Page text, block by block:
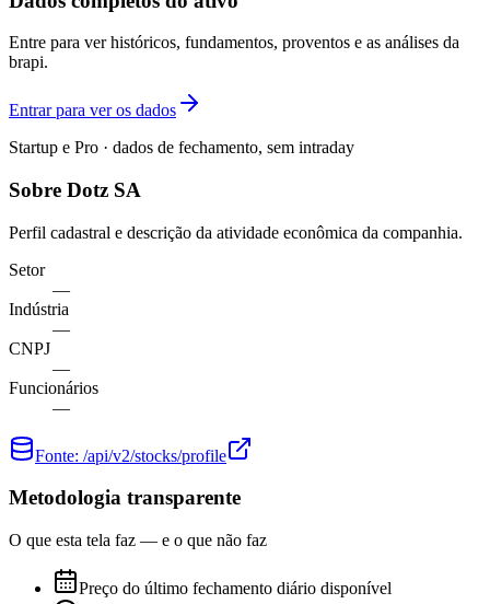
Entre para ver históricos, fundamentos, proventos e as análises da
brapi.
Entrar para ver os dados
Startup e Pro · dados de fechamento, sem intraday
Sobre Dotz SA
Perfil cadastral e descrição da atividade econômica da companhia.
Setor
—
Indústria
—
CNPJ
—
Funcionários
—
Fonte: /api/v2/stocks/profile
Metodologia transparente
O que esta tela faz — e o que não faz
Preço do último fechamento diário disponível